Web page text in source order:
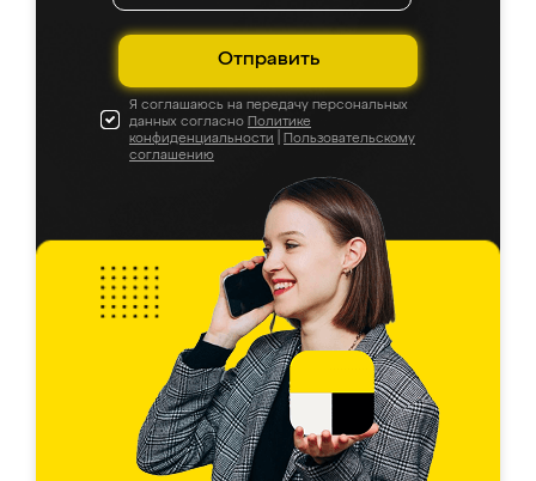
Отправить
Я соглашаюсь на передачу персональных
данных согласно Политике
конфиденциальности
Пользовательскому
соглашению